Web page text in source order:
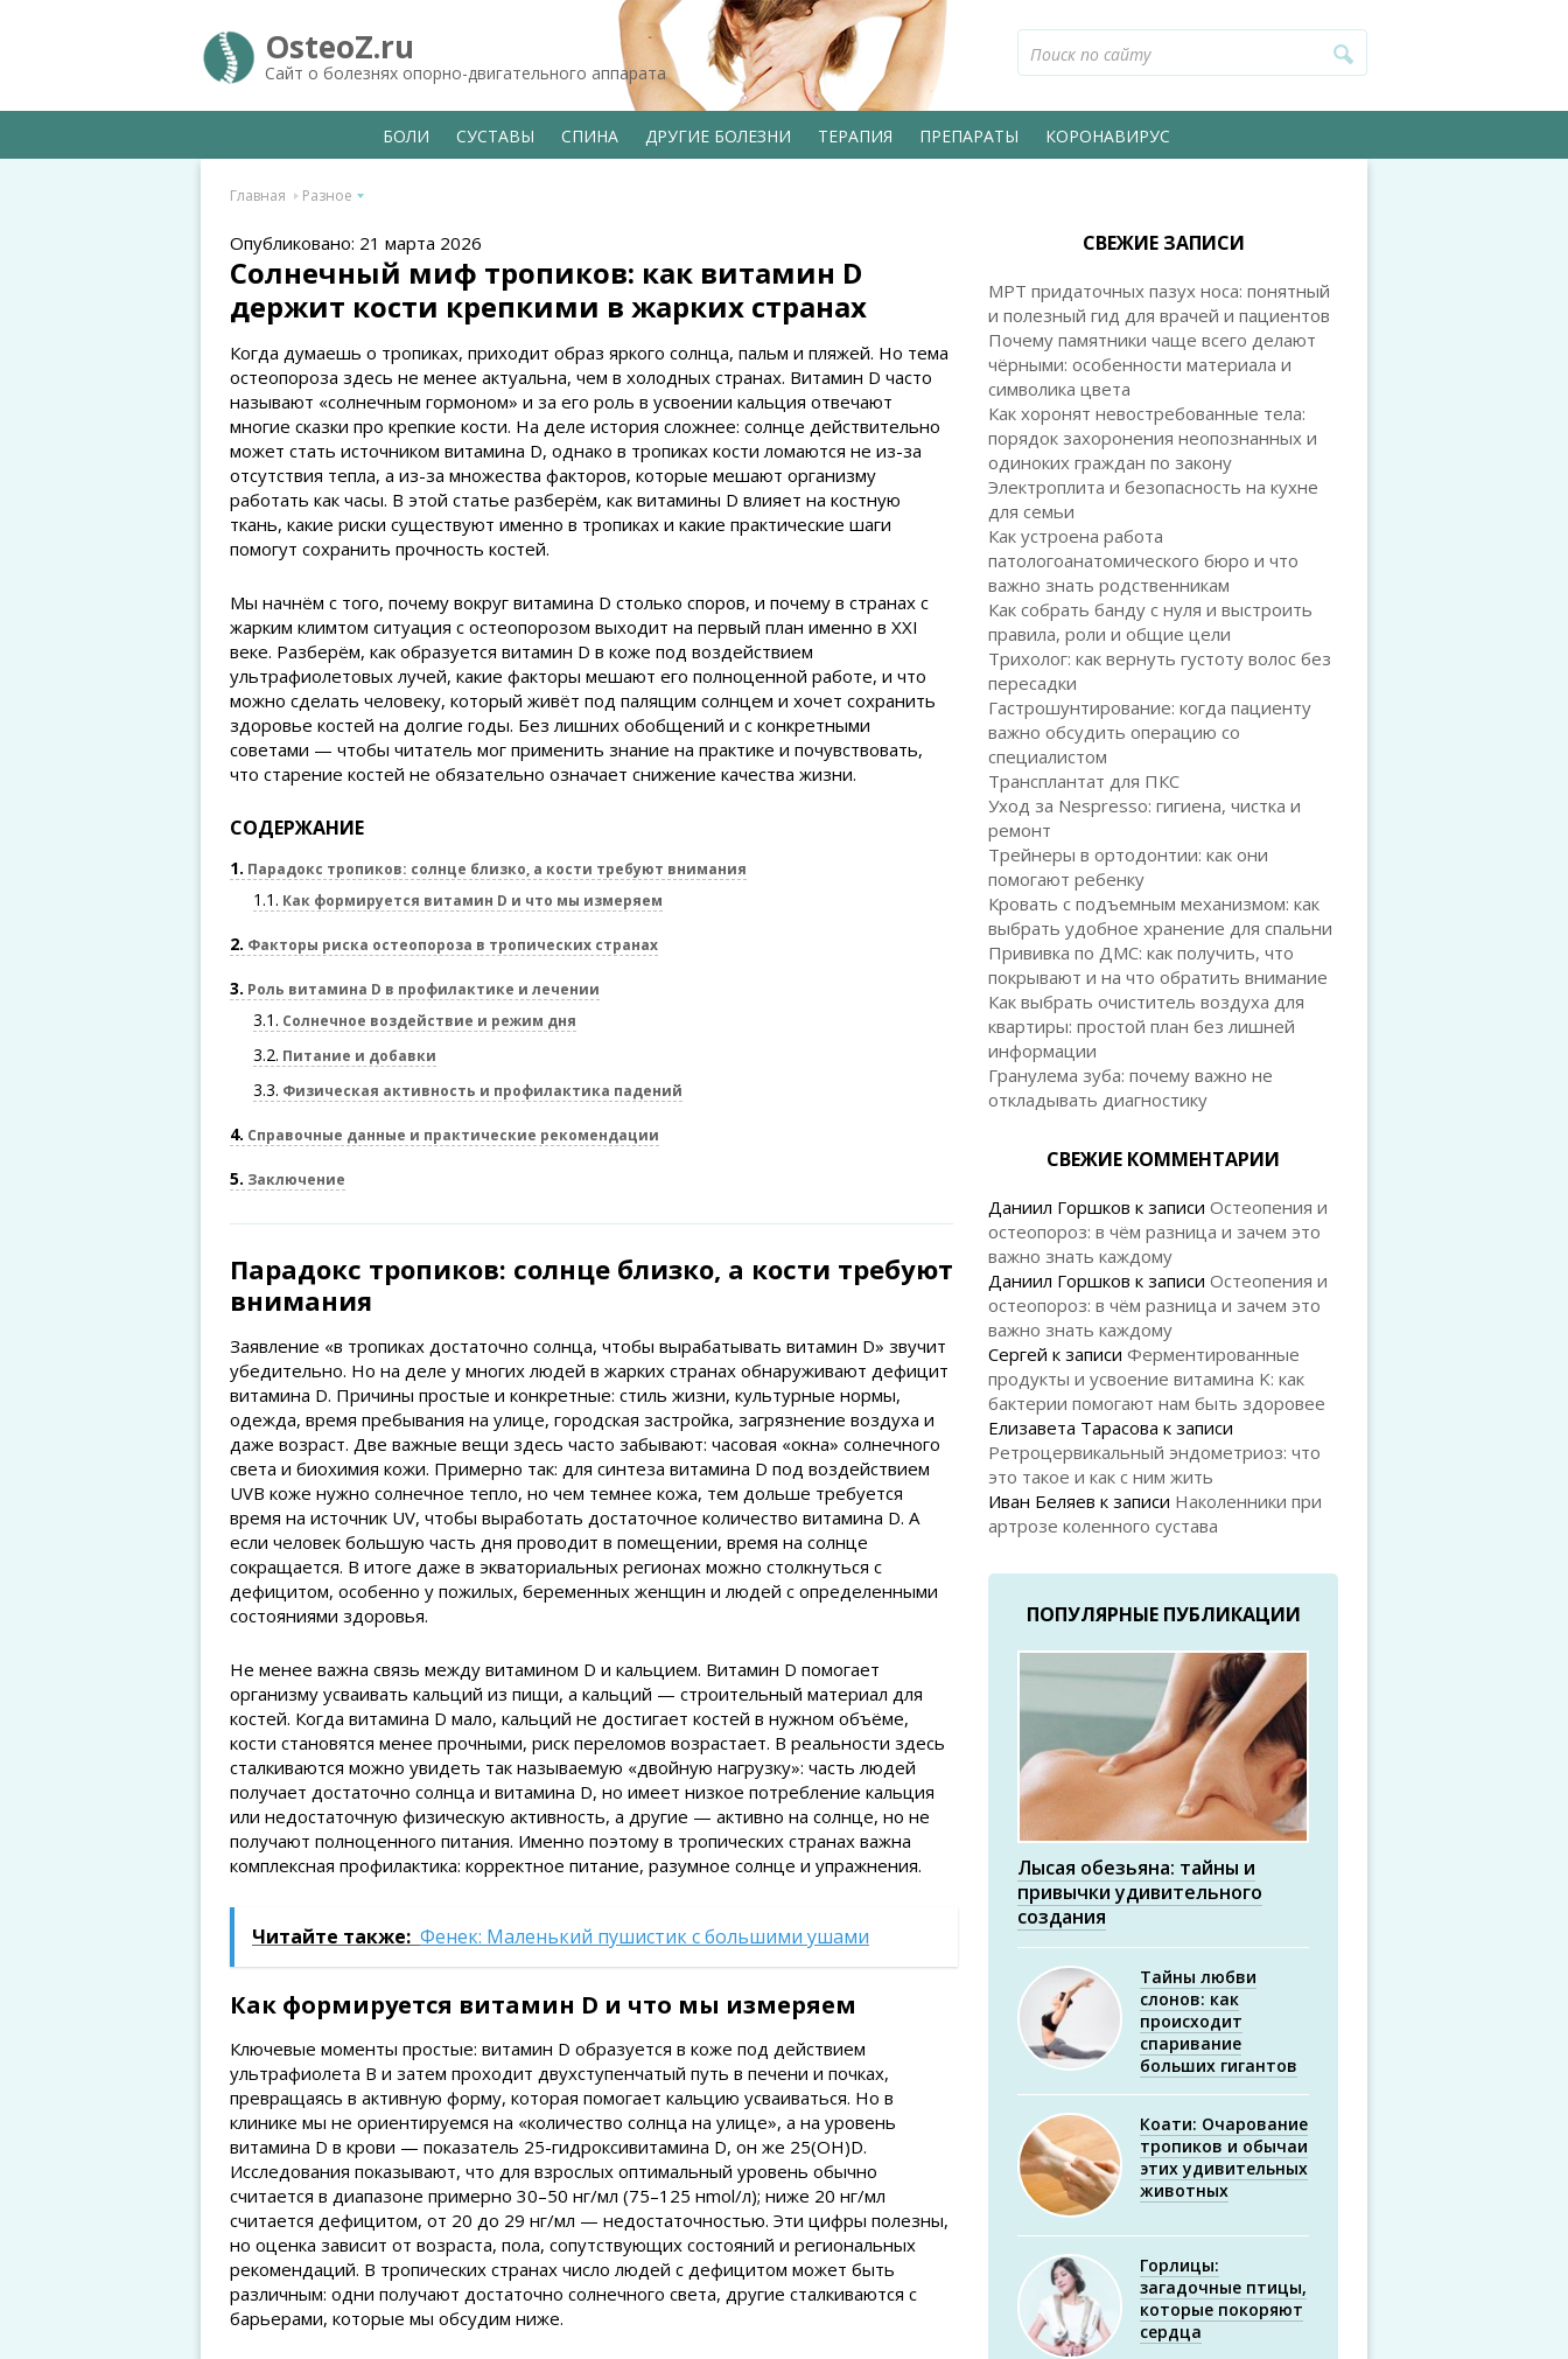
OsteoZ.ru
Сайт о болезнях опорно-двигательного аппарата
БОЛИ СУСТАВЫ СПИНА ДРУГИЕ БОЛЕЗНИ ТЕРАПИЯ ПРЕПАРАТЫ КОРОНАВИРУС
Главная Разное
Опубликовано: 21 марта 2026
Солнечный миф тропиков: как витамин D
держит кости крепкими в жарких странах
Когда думаешь о тропиках, приходит образ яркого солнца, пальм и пляжей. Но тема
остеопороза здесь не менее актуальна, чем в холодных странах. Витамин D часто
называют «солнечным гормоном» и за его роль в усвоении кальция отвечают
многие сказки про крепкие кости. На деле история сложнее: солнце действительно
может стать источником витамина D, однако в тропиках кости ломаются не из-за
отсутствия тепла, а из-за множества факторов, которые мешают организму
работать как часы. В этой статье разберём, как витамины D влияет на костную
ткань, какие риски существуют именно в тропиках и какие практические шаги
помогут сохранить прочность костей.
Мы начнём с того, почему вокруг витамина D столько споров, и почему в странах с
жарким климтом ситуация с остеопорозом выходит на первый план именно в XXI
веке. Разберём, как образуется витамин D в коже под воздействием
ультрафиолетовых лучей, какие факторы мешают его полноценной работе, и что
можно сделать человеку, который живёт под палящим солнцем и хочет сохранить
здоровье костей на долгие годы. Без лишних обобщений и с конкретными
советами — чтобы читатель мог применить знание на практике и почувствовать,
что старение костей не обязательно означает снижение качества жизни.
СОДЕРЖАНИЕ
1 Парадокс тропиков: солнце близко, а кости требуют внимания
1.1 Как формируется витамин D и что мы измеряем
2 Факторы риска остеопороза в тропических странах
3 Роль витамина D в профилактике и лечении
3.1 Солнечное воздействие и режим дня
3.2 Питание и добавки
3.3 Физическая активность и профилактика падений
4 Справочные данные и практические рекомендации
5 Заключение
Парадокс тропиков: солнце близко, а кости требуют
внимания
Заявление «в тропиках достаточно солнца, чтобы вырабатывать витамин D» звучит
убедительно. Но на деле у многих людей в жарких странах обнаруживают дефицит
витамина D. Причины простые и конкретные: стиль жизни, культурные нормы,
одежда, время пребывания на улице, городская застройка, загрязнение воздуха и
даже возраст. Две важные вещи здесь часто забывают: часовая «окна» солнечного
света и биохимия кожи. Примерно так: для синтеза витамина D под воздействием
UVB коже нужно солнечное тепло, но чем темнее кожа, тем дольше требуется
время на источник UV, чтобы выработать достаточное количество витамина D. А
если человек большую часть дня проводит в помещении, время на солнце
сокращается. В итоге даже в экваториальных регионах можно столкнуться с
дефицитом, особенно у пожилых, беременных женщин и людей с определенными
состояниями здоровья.
Не менее важна связь между витамином D и кальцием. Витамин D помогает
организму усваивать кальций из пищи, а кальций — строительный материал для
костей. Когда витамина D мало, кальций не достигает костей в нужном объёме,
кости становятся менее прочными, риск переломов возрастает. В реальности здесь
сталкиваются можно увидеть так называемую «двойную нагрузку»: часть людей
получает достаточно солнца и витамина D, но имеет низкое потребление кальция
или недостаточную физическую активность, а другие — активно на солнце, но не
получают полноценного питания. Именно поэтому в тропических странах важна
комплексная профилактика: корректное питание, разумное солнце и упражнения.
Читайте также: Фенек: Маленький пушистик с большими ушами
Как формируется витамин D и что мы измеряем
Ключевые моменты простые: витамин D образуется в коже под действием
ультрафиолета B и затем проходит двухступенчатый путь в печени и почках,
превращаясь в активную форму, которая помогает кальцию усваиваться. Но в
клинике мы не ориентируемся на «количество солнца на улице», а на уровень
витамина D в крови — показатель 25-гидроксивитамина D, он же 25(OH)D.
Исследования показывают, что для взрослых оптимальный уровень обычно
считается в диапазоне примерно 30–50 нг/мл (75–125 нmol/л); ниже 20 нг/мл
считается дефицитом, от 20 до 29 нг/мл — недостаточностью. Эти цифры полезны,
но оценка зависит от возраста, пола, сопутствующих состояний и региональных
рекомендаций. В тропических странах число людей с дефицитом может быть
различным: одни получают достаточно солнечного света, другие сталкиваются с
барьерами, которые мы обсудим ниже.
СВЕЖИЕ ЗАПИСИ
МРТ придаточных пазух носа: понятный
и полезный гид для врачей и пациентов
Почему памятники чаще всего делают
чёрными: особенности материала и
символика цвета
Как хоронят невостребованные тела:
порядок захоронения неопознанных и
одиноких граждан по закону
Электроплита и безопасность на кухне
для семьи
Как устроена работа
патологоанатомического бюро и что
важно знать родственникам
Как собрать банду с нуля и выстроить
правила, роли и общие цели
Трихолог: как вернуть густоту волос без
пересадки
Гастрошунтирование: когда пациенту
важно обсудить операцию со
специалистом
Трансплантат для ПКС
Уход за Nespresso: гигиена, чистка и
ремонт
Трейнеры в ортодонтии: как они
помогают ребенку
Кровать с подъемным механизмом: как
выбрать удобное хранение для спальни
Прививка по ДМС: как получить, что
покрывают и на что обратить внимание
Как выбрать очиститель воздуха для
квартиры: простой план без лишней
информации
Гранулема зуба: почему важно не
откладывать диагностику
СВЕЖИЕ КОММЕНТАРИИ
Даниил Горшков к записи Остеопения и
остеопороз: в чём разница и зачем это
важно знать каждому
Даниил Горшков к записи Остеопения и
остеопороз: в чём разница и зачем это
важно знать каждому
Сергей к записи Ферментированные
продукты и усвоение витамина K: как
бактерии помогают нам быть здоровее
Елизавета Тарасова к записи
Ретроцервикальный эндометриоз: что
это такое и как с ним жить
Иван Беляев к записи Наколенники при
артрозе коленного сустава
ПОПУЛЯРНЫЕ ПУБЛИКАЦИИ
Лысая обезьяна: тайны и
привычки удивительного
создания
Тайны любви
слонов: как
происходит
спаривание
больших гигантов
Коати: Очарование
тропиков и обычаи
этих удивительных
животных
Горлицы:
загадочные птицы,
которые покоряют
сердца